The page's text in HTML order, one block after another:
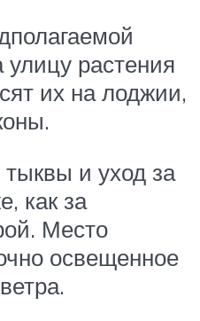
растения
их на лоджии,
тыквы и уход за
как за
Место
освещенное